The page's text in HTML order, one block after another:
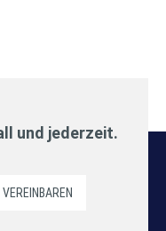
und jederzeit.